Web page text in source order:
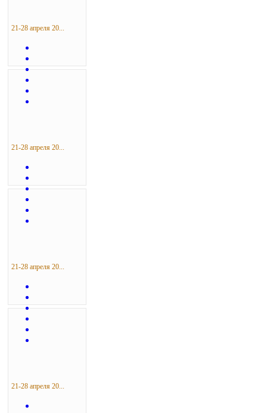
21-28 апреля 20...
21-28 апреля 20...
21-28 апреля 20...
21-28 апреля 20...